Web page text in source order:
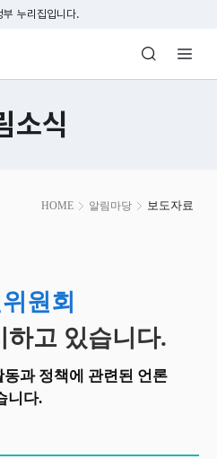
본문 바로가기
누리집입니다.
원회 Korea Media
소식
HOME 알림마당 보도자료
원회
하고 있습니다.
과 정책에 관련된 언론
니다.